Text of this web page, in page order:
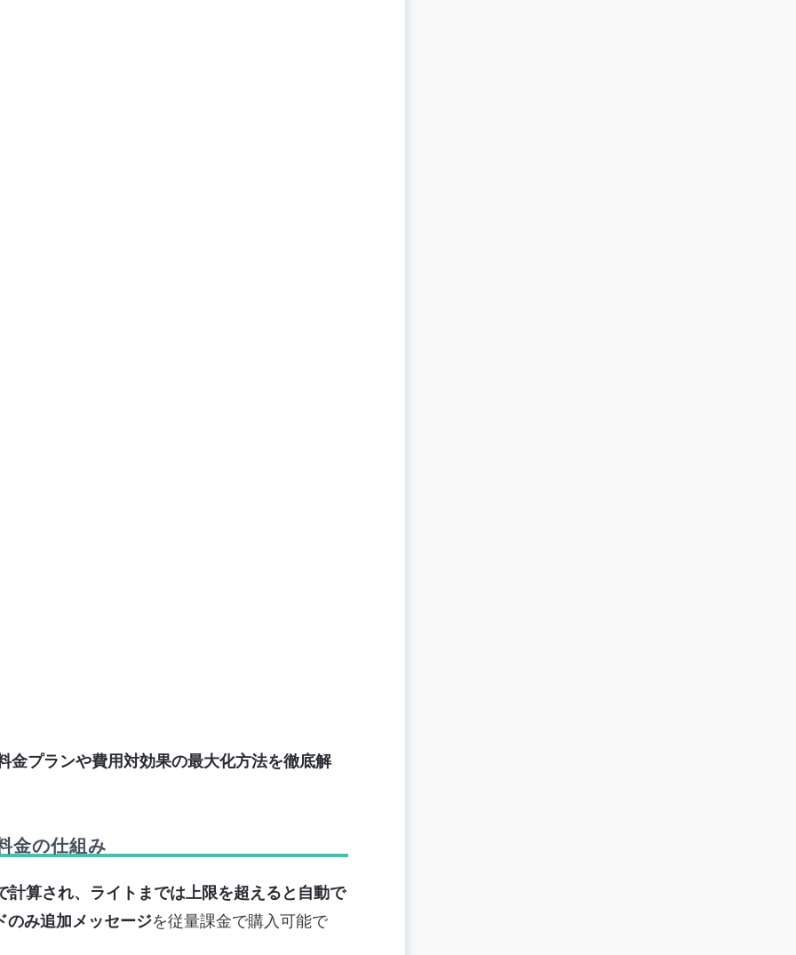
金プランや費用対効果の最大化方法を徹底解
金の仕組み
計算され、ライトまでは上限を超えると自動で
のみ追加メッセージを従量課金で購入可能で